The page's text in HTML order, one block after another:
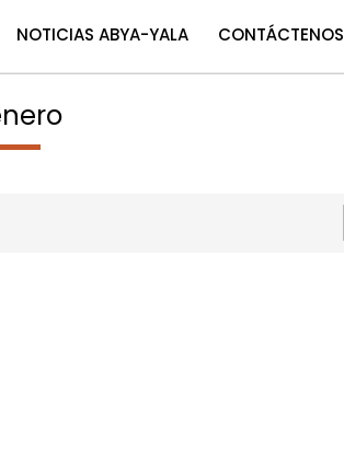
NOTICIAS ABYA-YALA CONTÁCTENOS